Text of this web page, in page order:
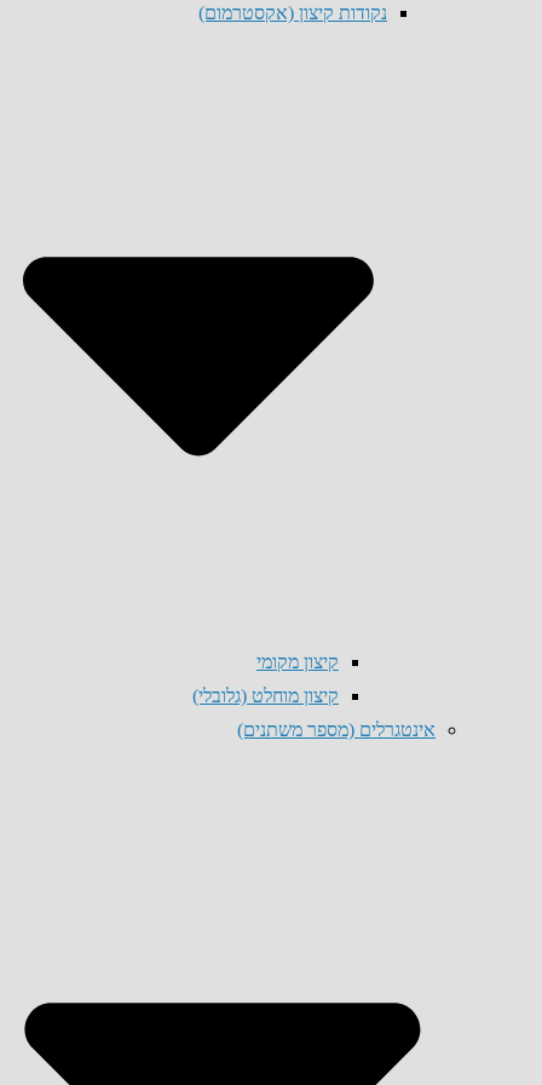
נקודות קיצון (אקסטרמום)
קיצון מקומי
קיצון מוחלט (גלובלי)
אינטגרלים (מספר משתנים)